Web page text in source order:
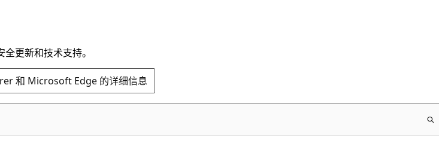
更新和技术支持。
和 Microsoft Edge 的详细信息